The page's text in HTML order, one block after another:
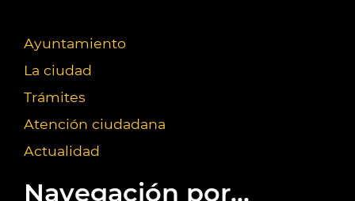
Ayuntamiento
La ciudad
Trámites
Atención ciudadana
Actualidad
Navegación por...